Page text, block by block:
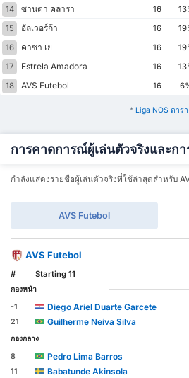
14
ซานตา คลารา 16
15
อัลเวอร์ก้า 16
16
คาซา เย 16
17
Estrela Amadora 16
18
AVS Futebol 16
* Liga NOS ตาร
การคาดการณ์ผู้เล่นตัวจริงและกา
กำลังแสดงรายชื่อผู้เล่นตัวจริงที่ใช้ล่าสุดสำหรับ
AVS Futebol
AVS Futebol
# Starting 11
กองหน้า
-1
Diego Ariel Duarte Garcete
21 Guilherme Neiva Silva
กองกลาง
8
Pedro Lima Barros
11 Babatunde Akinsola